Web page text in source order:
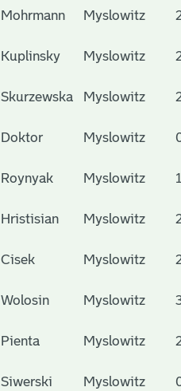
Mohrmann Myslowitz
Kuplinsky Myslowitz
Skurzewska Myslowitz
Doktor Myslowitz
Roynyak Myslowitz
Hristisian Myslowitz
Cisek Myslowitz
Wolosin Myslowitz
Pienta Myslowitz
Siwerski Myslowitz